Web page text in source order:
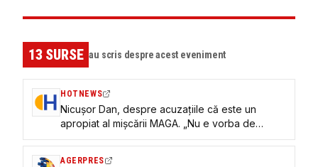
13SURSE au scris despre acest eveniment
HOTNEWS
Nicușor Dan, despre acuzațiile că este un
apropiat al mișcării MAGA. „Nu e vorba de
ideologie”
AGERPRES